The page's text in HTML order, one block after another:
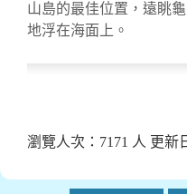
山島的最佳位置，遠眺
地浮在海面上。
瀏覽人次：7171 人 更新